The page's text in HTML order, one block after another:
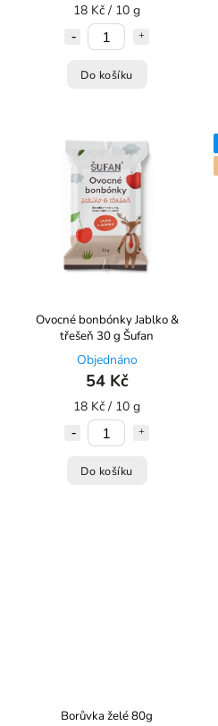
18 Kč / 10 g
Do košíku
Ovocné bonbónky Jablko &
třešeň 30 g Šufan
Objednáno
54 Kč
18 Kč / 10 g
Do košíku
Borůvka želé 80g